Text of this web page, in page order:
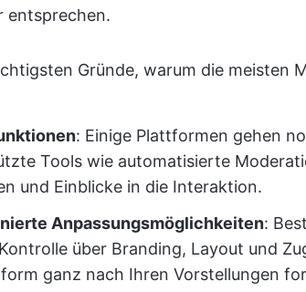
entsprechen.
Gründe, warum die meisten
: Einige Plattformen gehen
Tools wie automatisierte
und Einblicke in die Interaktion.
Anpassungsmöglichkeiten:
über Branding, Layout und
ganz nach Ihren Vorstellungen